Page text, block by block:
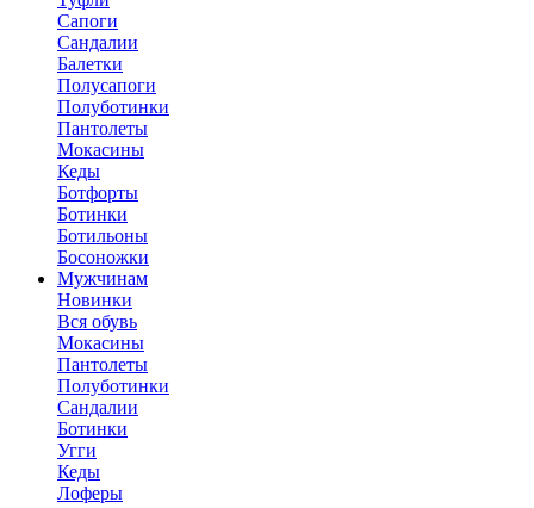
Сапоги
Сандалии
Балетки
Полусапоги
Полуботинки
Пантолеты
Мокасины
Кеды
Ботфорты
Ботинки
Ботильоны
Босоножки
Мужчинам
Новинки
Вся обувь
Мокасины
Пантолеты
Полуботинки
Сандалии
Ботинки
Угги
Кеды
Лоферы